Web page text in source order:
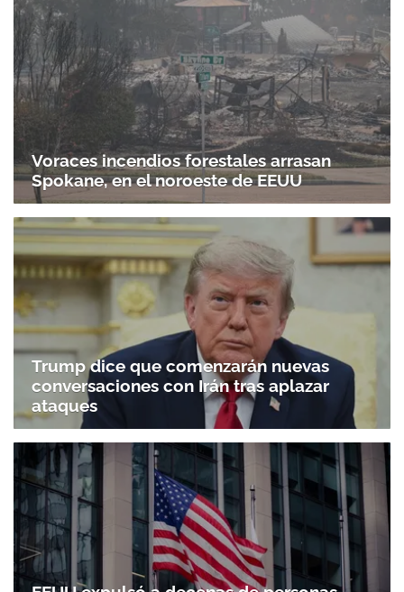
Voraces incendios forestales arrasan
Spokane, en el noroeste de EEUU
Trump dice que comenzarán nuevas
conversaciones con Irán tras aplazar
ataques